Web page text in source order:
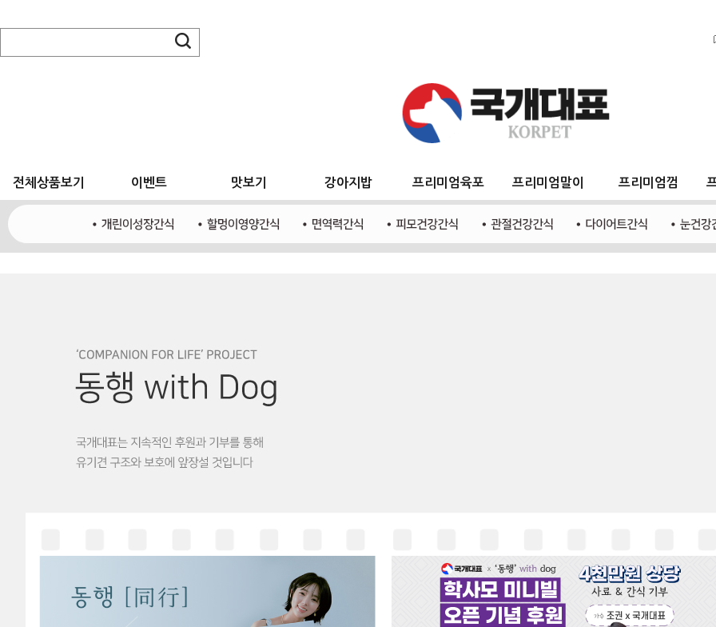
전체상품보기 이벤트 맛보기 강아지밥 프리미엄육포 프리미엄말이 프리미엄껌